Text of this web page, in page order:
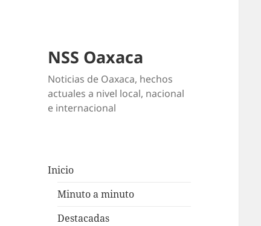
NSS Oaxaca
Noticias de Oaxaca, hechos
actuales a nivel local, nacional
e internacional
Inicio
Minuto a minuto
Destacadas